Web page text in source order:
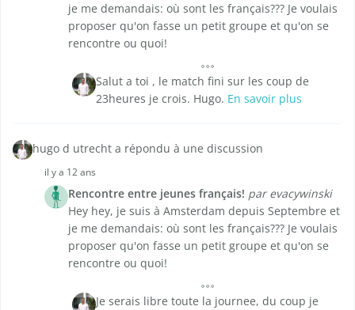
je me demandais: où sont les français??? Je voulais
proposer qu'on fasse un petit groupe et qu'on se
rencontre ou quoi!
Salut a toi , le match fini sur les coup de
23heures je crois. Hugo. En savoir plus
hugo d utrecht a répondu à une discussion
il y a 12 ans
Rencontre entre jeunes français! par evacywinski
Hey hey, je suis à Amsterdam depuis Septembre et
je me demandais: où sont les français??? Je voulais
proposer qu'on fasse un petit groupe et qu'on se
rencontre ou quoi!
Je serais libre toute la journee, du coup je